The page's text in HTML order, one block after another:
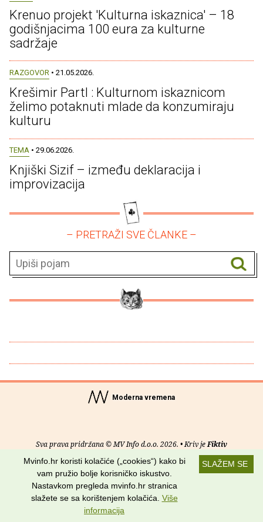
Krenuo projekt 'Kulturna iskaznica' – 18
godišnjacima 100 eura za kulturne
sadržaje
RAZGOVOR • 21.05.2026.
Krešimir Partl : Kulturnom iskaznicom
želimo potaknuti mlade da konzumiraju
kulturu
TEMA • 29.06.2026.
Knjiški Sizif – između deklaracija i
improvizacija
– PRETRAŽI SVE ČLANKE –
Moderna vremena
Sva prava pridržana © MV Info d.o.o. 2026. • Kriv jeFiktiv
O nama• Pomoć• Uvjeti korištenja•RSS kanali
Potraži nas na:
SLAŽEM SE
Mvinfo.hr koristi kolačiće („cookies“) kako bi
vam pružio bolje korisničko iskustvo.
Nastavkom pregleda mvinfo.hr stranica
slažete se sa korištenjem kolačića. Više
informacija